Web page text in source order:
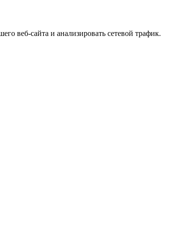
веб-сайта и анализировать сетевой трафик.